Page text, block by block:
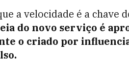
a velocidade é a chave
do novo serviço é
o criado por